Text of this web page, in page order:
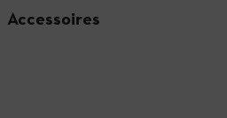
Accessoires